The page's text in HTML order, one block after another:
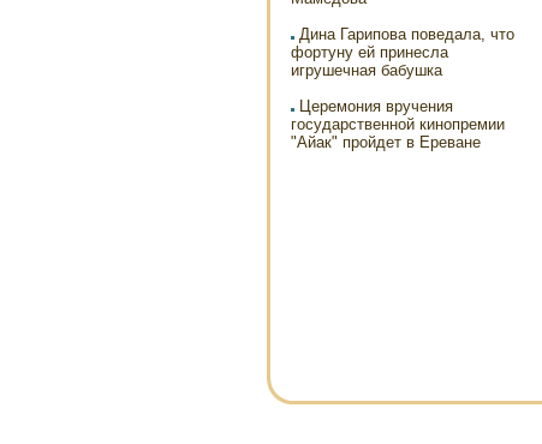
Дина Гарипова поведала, что
фортуну ей принесла
игрушечная бабушка
Церемония вручения
государственной кинопремии
"Айак" пройдет в Ереване